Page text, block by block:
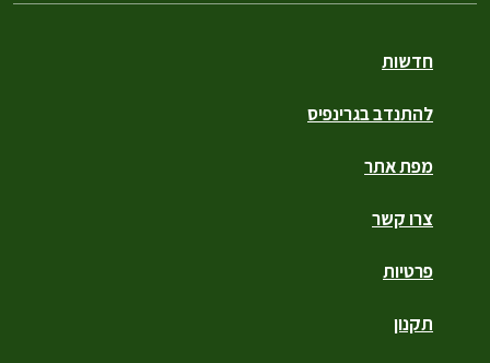
חדשות
להתנדב בגרינפיס
מפת אתר
צרו קשר
פרטיות
תקנון